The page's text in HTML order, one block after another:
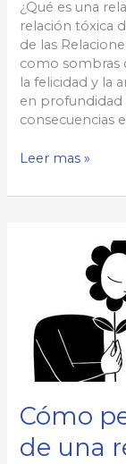
¿Qué es una
relación tóxica
de las
como sombras
la felicidad y la
en profundidad
consecuencias
¿Qué
una
Leer mas »
Cómo
de una